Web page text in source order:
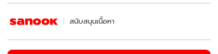
สนับสนุนเนื้อหา